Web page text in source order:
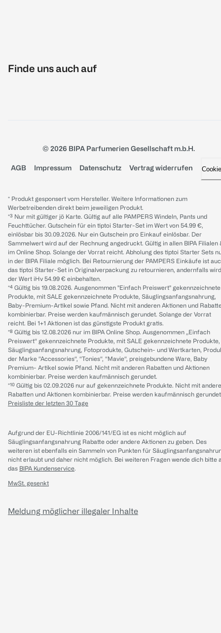
Finde uns auch auf
© 2026 BIPA Parfumerien Gesellschaft m.b.H.
AGB Impressum Datenschutz Vertrag widerrufen
* Produkt gesponsert vom Hersteller. Weitere Informationen zum
Werbetreibenden direkt beim jeweiligen Produkt.
*³ Nur mit gültiger jö Karte. Gültig auf alle PAMPERS Windeln, Pants und
Feuchttücher. Gutschein für ein tiptoi Starter-Set im Wert von 54.99 €,
einlösbar bis 30.09.2026. Nur ein Gutschein pro Einkauf einlösbar. Der
Sammelwert wird auf der Rechnung angedruckt. Gültig in allen BIPA Filialen
im Online Shop. Solange der Vorrat reicht. Abholung des tiptoi Starter Sets
in der BIPA Filiale möglich. Bei Retournierung der PAMPERS Einkäufe ist
das tiptoi Starter-Set in Originalverpackung zu retournieren, andernfalls wird
der Wert iHv 54.99 € einbehalten.
*⁴ Gültig bis 19.08.2026. Ausgenommen "Einfach Preiswert" gekennzeichnete
Produkte, mit SALE gekennzeichnete Produkte, Säuglingsanfangsnahrung,
Baby-Premium-Artikel sowie Pfand. Nicht mit anderen Aktionen und
kombinierbar. Preise werden kaufmännisch gerundet. Solange der Vorrat
reicht. Bei 1+1 Aktionen ist das günstigste Produkt gratis.
*⁸ Gültig bis 12.08.2026 nur im BIPA Online Shop. Ausgenommen „Einfach
Preiswert“ gekennzeichnete Produkte, mit SALE gekennzeichnete Produkte,
Säuglingsanfangsnahrung, Fotoprodukte, Gutschein- und Wertkarten,
der Marke “Accessories“, “Tonies“, “Mavie“, preisgebundene Ware, Baby
Premium- Artikel sowie Pfand. Nicht mit anderen Rabatten und Aktionen
kombinierbar. Preise werden kaufmännisch gerundet.
*¹⁰ Gültig bis 02.09.2026 nur auf gekennzeichnete Produkte. Nicht mit
Rabatten und Aktionen kombinierbar. Preise werden kaufmännisch
Preisliste der letzten 30 Tage
Aufgrund der EU-Richtlinie 2006/141/EG ist es nicht möglich auf
Säuglingsanfangsnahrung Rabatte oder andere Aktionen zu geben. Des
weiteren ist ebenfalls ein Sammeln von Punkten für
nicht erlaubt und daher nicht möglich. Bei weiteren Fragen wende dich bitte
das BIPA Kundenservice.
MwSt. gesenkt
Meldung möglicher illegaler Inhalte